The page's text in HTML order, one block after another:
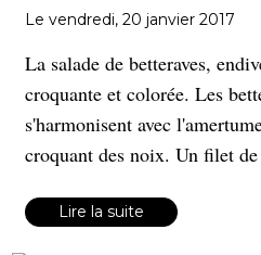
Le vendredi, 20 janvier 2017
La salade de betteraves,
croquante et colorée. Les
s'harmonisent avec
croquant des noix. Un filet
et équilibré, idéal en toute
Lire la suite